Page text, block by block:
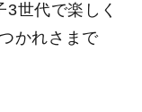
世代で楽しく
かれさまで